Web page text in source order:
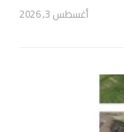
أغسطس 3, 2026